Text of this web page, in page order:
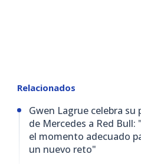
Relacionados
Gwen Lagrue celebra su
de Mercedes a Red Bull:
el momento adecuado
un nuevo reto"